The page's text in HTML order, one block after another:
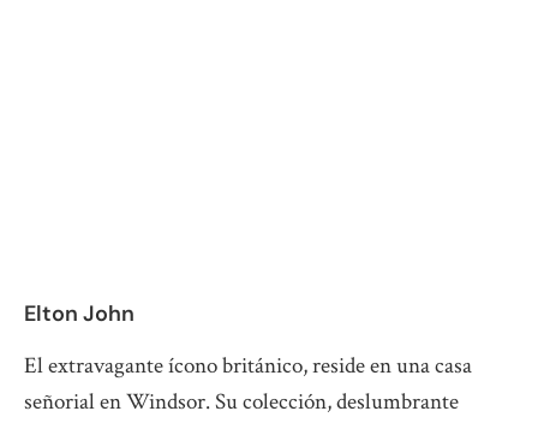
Elton John
El extravagante ícono británico, reside en una casa
señorial en Windsor. Su colección, deslumbrante